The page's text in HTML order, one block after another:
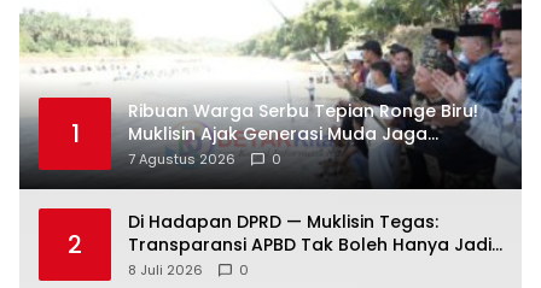
1
Ribuan Warga Serbu Tepian Ronge Biru!
Muklisin Ajak Generasi Muda Jaga
Warisan Budaya
7 Agustus 2026 0
2
Di Hadapan DPRD — Muklisin Tegas:
Transparansi APBD Tak Boleh Hanya Jadi
Slogan!
8 Juli 2026 0